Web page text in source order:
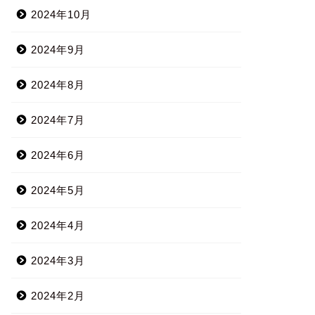
2024年10月
2024年9月
2024年8月
2024年7月
2024年6月
2024年5月
2024年4月
2024年3月
2024年2月